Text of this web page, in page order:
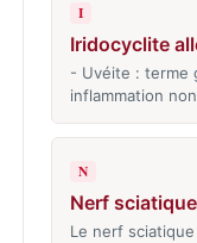
I
Iridocyclite
- Uvéite : terme
inflammation
N
Nerf
Le nerf